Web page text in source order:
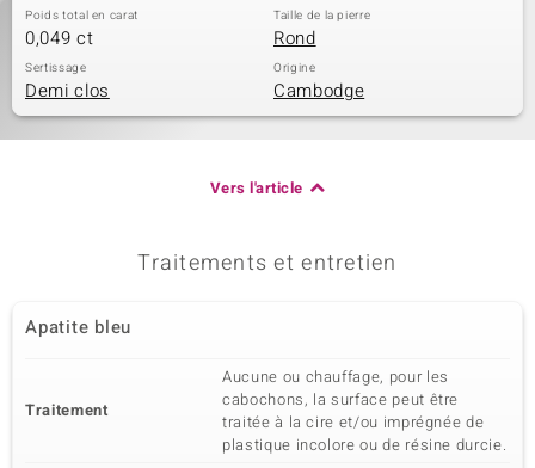
Poids total en carat
0,049 ct
Taille de la pierre
Rond
Sertissage
Demi clos
Origine
Cambodge
Vers l'article
Traitements et entretien
Apatite bleu
Traitement
Aucune ou chauffage, pour les
cabochons, la surface peut être
traitée à la cire et/ou imprégnée de
plastique incolore ou de résine durcie.